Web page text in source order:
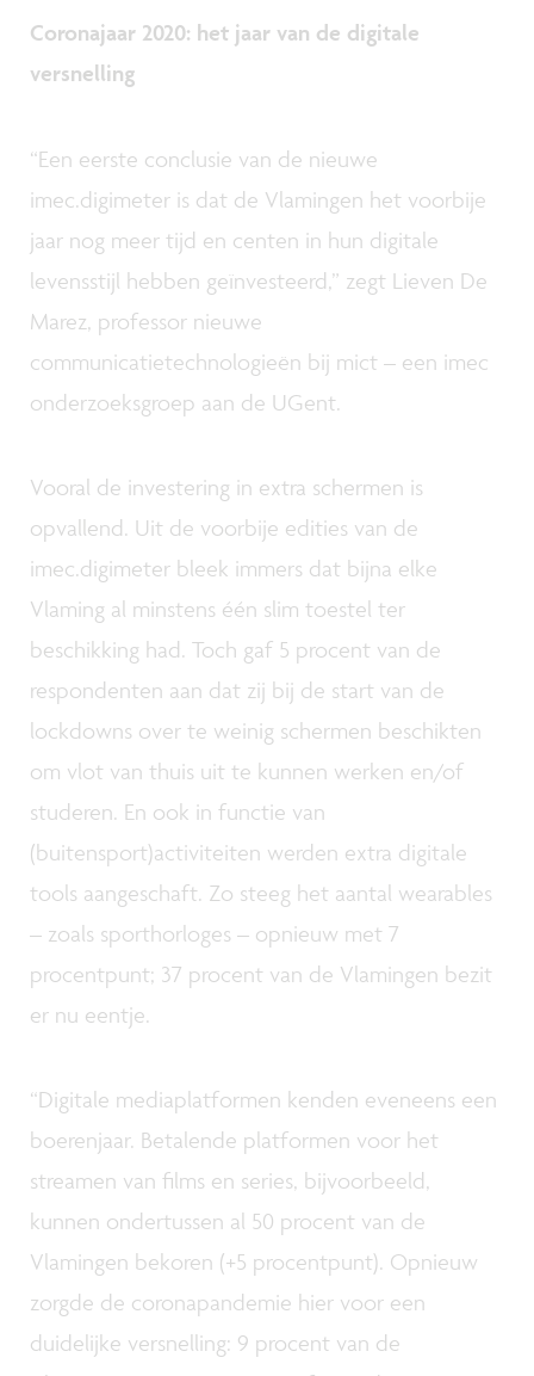
Coronajaar 2020: het jaar van de digitale
versnelling
“Een eerste conclusie van de nieuwe
imec.digimeter is dat de Vlamingen het voorbije
jaar nog meer tijd en centen in hun digitale
levensstijl hebben geïnvesteerd,” zegt Lieven De
Marez, professor nieuwe
communicatietechnologieën bij mict – een imec
onderzoeksgroep aan de UGent.
Vooral de investering in extra schermen is
opvallend. Uit de voorbije edities van de
imec.digimeter bleek immers dat bijna elke
Vlaming al minstens één slim toestel ter
beschikking had. Toch gaf 5 procent van de
respondenten aan dat zij bij de start van de
lockdowns over te weinig schermen beschikten
om vlot van thuis uit te kunnen werken en/of
studeren. En ook in functie van
(buitensport)activiteiten werden extra digitale
tools aangeschaft. Zo steeg het aantal wearables
– zoals sporthorloges – opnieuw met 7
procentpunt; 37 procent van de Vlamingen bezit
er nu eentje.
“Digitale mediaplatformen kenden eveneens een
boerenjaar. Betalende platformen voor het
streamen van films en series, bijvoorbeeld,
kunnen ondertussen al 50 procent van de
Vlamingen bekoren (+5 procentpunt). Opnieuw
zorgde de coronapandemie hier voor een
duidelijke versnelling: 9 procent van de